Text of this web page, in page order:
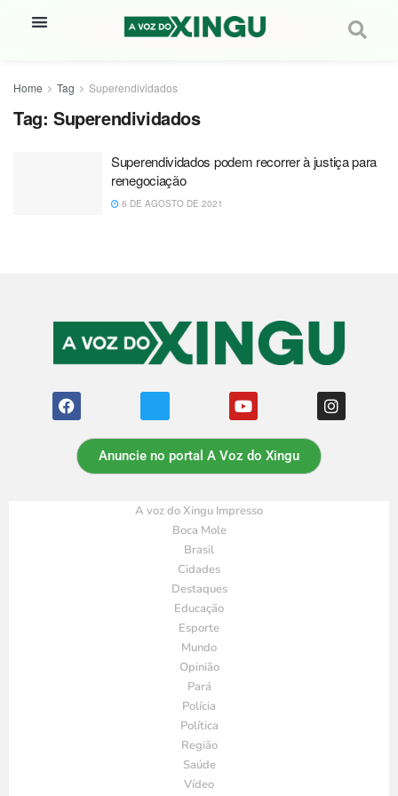
Home Tag Superendividados
Tag: Superendividados
Superendividados podem recorrer à justiça para
renegociação
6 DE AGOSTO DE 2021
Anuncie no portal A Voz do Xingu
A voz do Xingu Impresso
Boca Mole
Brasil
Cidades
Destaques
Educação
Esporte
Mundo
Opinião
Pará
Polícia
Política
Região
Saúde
Vídeo